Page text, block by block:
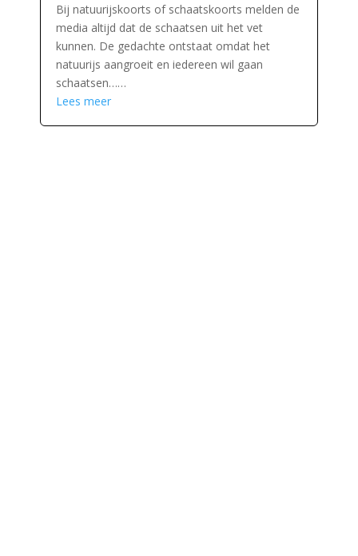
Bij natuurijskoorts of schaatskoorts melden de
media altijd dat de schaatsen uit het vet
kunnen. De gedachte ontstaat omdat het
natuurijs aangroeit en iedereen wil gaan
schaatsen……
Lees meer